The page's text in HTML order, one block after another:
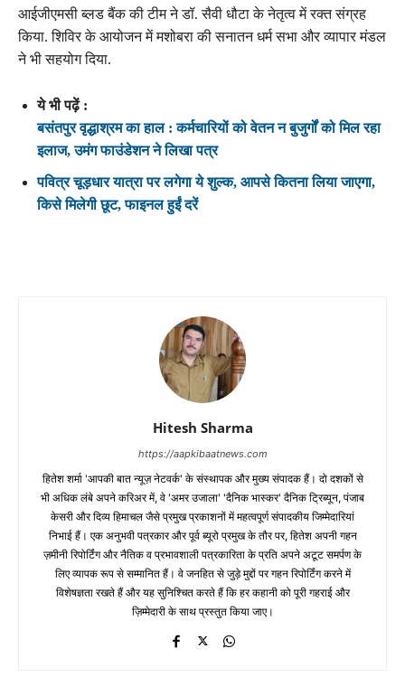
आईजीएमसी ब्लड बैंक की टीम ने डॉ. सैवी धौटा के नेतृत्व में रक्त संग्रह
किया. शिविर के आयोजन में मशोबरा की सनातन धर्म सभा और व्यापार मंडल
ने भी सहयोग दिया.
ये भी पढ़ें :
बसंतपुर वृद्धाश्रम का हाल : कर्मचारियों को वेतन न बुजुर्गों को मिल रहा
इलाज, उमंग फाउंडेशन ने लिखा पत्र
पवित्र चूड़धार यात्रा पर लगेगा ये शुल्क, आपसे कितना लिया जाएगा,
किसे मिलेगी छूट, फाइनल हुईं दरें
Hitesh Sharma
https://aapkibaatnews.com
हितेश शर्मा 'आपकी बात न्यूज़ नेटवर्क' के संस्थापक और मुख्य संपादक हैं। दो दशकों से
भी अधिक लंबे अपने करिअर में, वे 'अमर उजाला' 'दैनिक भास्कर' दैनिक ट्रिब्यून, पंजाब
केसरी और दिव्य हिमाचल जैसे प्रमुख प्रकाशनों में महत्वपूर्ण संपादकीय जिम्मेदारियां
निभाई हैं। एक अनुभवी पत्रकार और पूर्व ब्यूरो प्रमुख के तौर पर, हितेश अपनी गहन
ज़मीनी रिपोर्टिंग और नैतिक व प्रभावशाली पत्रकारिता के प्रति अपने अटूट समर्पण के
लिए व्यापक रूप से सम्मानित हैं। वे जनहित से जुड़े मुद्दों पर गहन रिपोर्टिंग करने में
विशेषज्ञता रखते हैं और यह सुनिश्चित करते हैं कि हर कहानी को पूरी गहराई और
ज़िम्मेदारी के साथ प्रस्तुत किया जाए।